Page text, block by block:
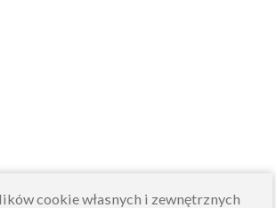
cookie własnych i zewnętrznych